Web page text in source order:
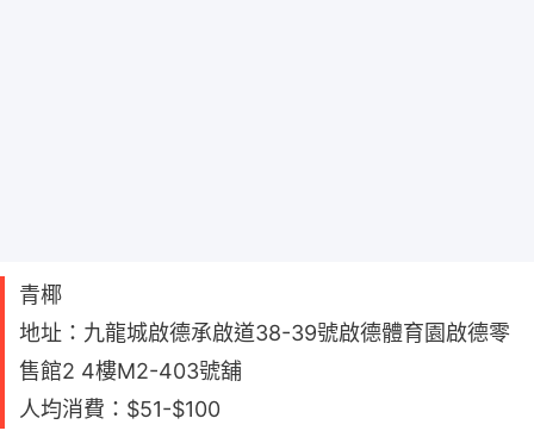
青椰
地址：九龍城啟德承啟道38-39號啟德體育園啟德零
售館2 4樓M2-403號舖
人均消費：$51-$100